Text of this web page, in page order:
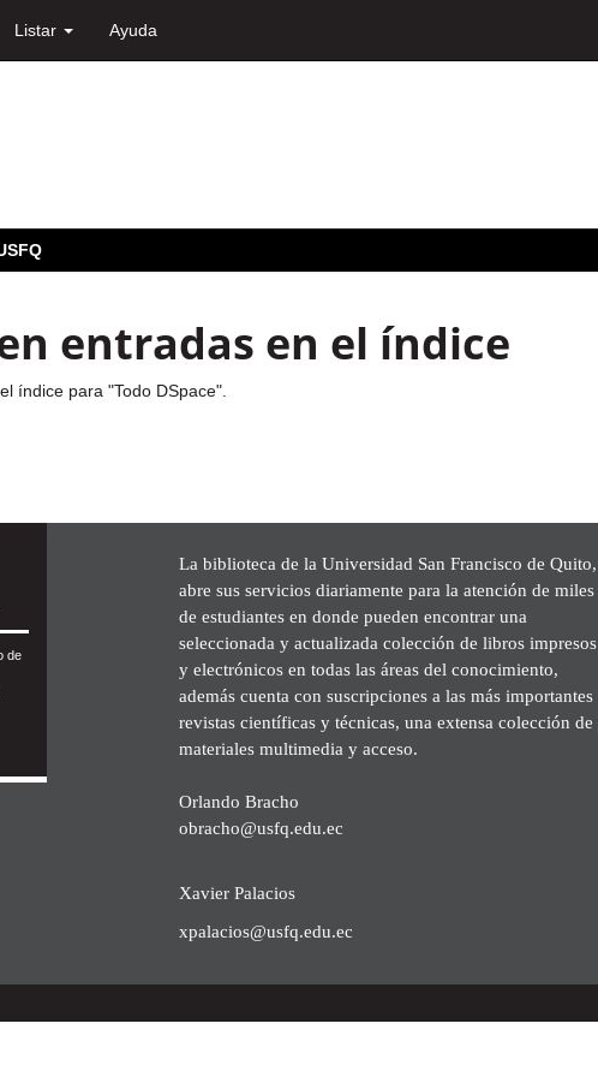
Listar Ayuda
entradas en el índice
índice para "Todo DSpace".
de
La biblioteca de la Universidad San Francisco de Quito,
abre sus servicios diariamente para la atención de miles
de estudiantes en donde pueden encontrar una
seleccionada y actualizada colección de libros impresos
y electrónicos en todas las áreas del conocimiento,
además cuenta con suscripciones a las más importantes
revistas científicas y técnicas, una extensa colección de
materiales multimedia y acceso.
Orlando Bracho
obracho@usfq.edu.ec
Xavier Palacios
xpalacios@usfq.edu.ec